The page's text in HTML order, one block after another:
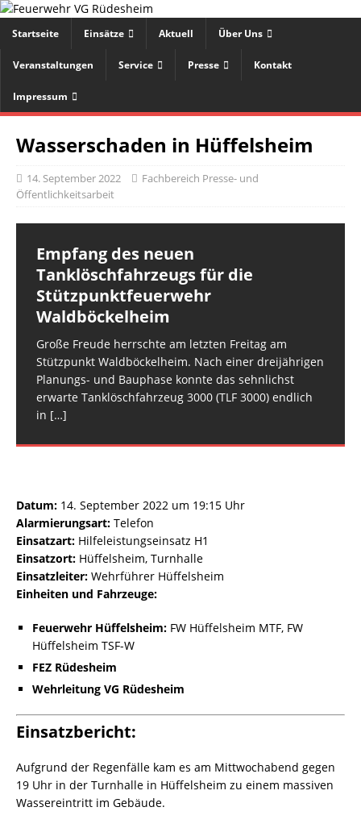
Startseite Einsätze Aktuell Über Uns
Veranstaltungen Service Presse Kontakt
Impressum
Wasserschaden in Hüffelsheim
14. September 2022
Fachbereich Presse- und
Öffentlichkeitsarbeit
Empfang des neuen
Tanklöschfahrzeugs für die
Stützpunktfeuerwehr
Waldböckelheim
Große Freude herrschte am letzten Freitag am
Stützpunkt Waldböckelheim. Nach einer dreijährigen
Planungs- und Bauphase konnte das sehnlichst
erwarte Tanklöschfahrzeug 3000 (TLF 3000) endlich
in […]
Datum: 14. September 2022 um 19:15 Uhr
Alarmierungsart: Telefon
Einsatzart: Hilfeleistungseinsatz H1
Einsatzort: Hüffelsheim, Turnhalle
Einsatzleiter: Wehrführer Hüffelsheim
Einheiten und Fahrzeuge:
Feuerwehr Hüffelsheim: FW Hüffelsheim MTF, FW
Hüffelsheim TSF-W
FEZ Rüdesheim
Wehrleitung VG Rüdesheim
Einsatzbericht:
Aufgrund der Regenfälle kam es am Mittwochabend gegen
19 Uhr in der Turnhalle in Hüffelsheim zu einem massiven
Wassereintritt im Gebäude.